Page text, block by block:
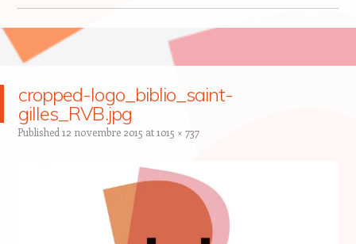
cropped-logo_biblio_saint-
gilles_RVB.jpg
Published 12 novembre 2015 at1015 × 737